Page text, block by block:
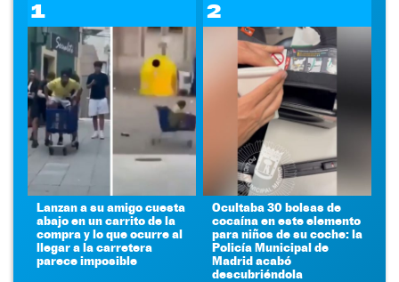
1
Lanzan a su amigo cuesta
abajo en un carrito de la
compra y lo que ocurre al
llegar a la carretera
parece imposible
2
Ocultaba 30 bolsas de
cocaína en este elemento
para niños de su coche: la
Policía Municipal de
Madrid acabó
descubriéndola